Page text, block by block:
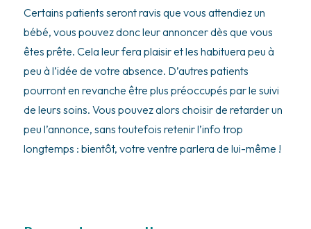
Certains patients seront ravis que vous attendiez un
bébé, vous pouvez donc leur annoncer dès que vous
êtes prête. Cela leur fera plaisir et les habituera peu à
peu à l’idée de votre absence. D’autres patients
pourront en revanche être plus préoccupés par le suivi
de leurs soins. Vous pouvez alors choisir de retarder un
peu l’annonce, sans toutefois retenir l’info trop
longtemps : bientôt, votre ventre parlera de lui-même !